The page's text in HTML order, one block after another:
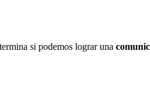
si podemos lograr una